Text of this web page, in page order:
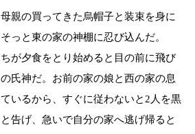
親の買ってきた烏帽子と装束を身に
っと東の家の神棚に忍び込んだ。
が夕食をとり始めると目の前に飛び
氏神だ。お前の家の娘と西の家の息
いるから、すぐに従わないと2人を黒
告げ、急いで自分の家へ逃げ帰ると